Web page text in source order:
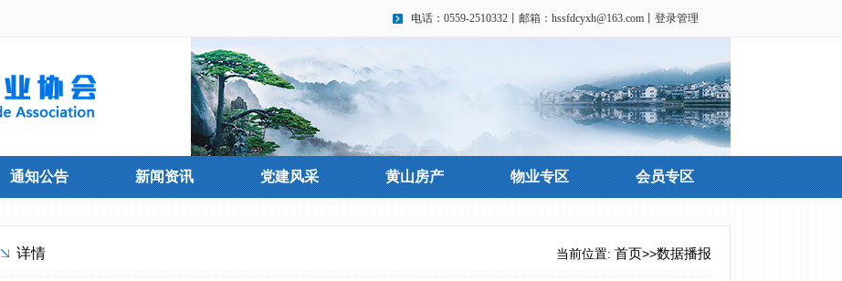
电话：0559-2510332丨邮箱： hssfdcyxh@163.com 登录管理
通知公告 新闻资讯 党建风采 黄山房产 物业专区 会员专区
详情 当前位置: 首页>>数据播报